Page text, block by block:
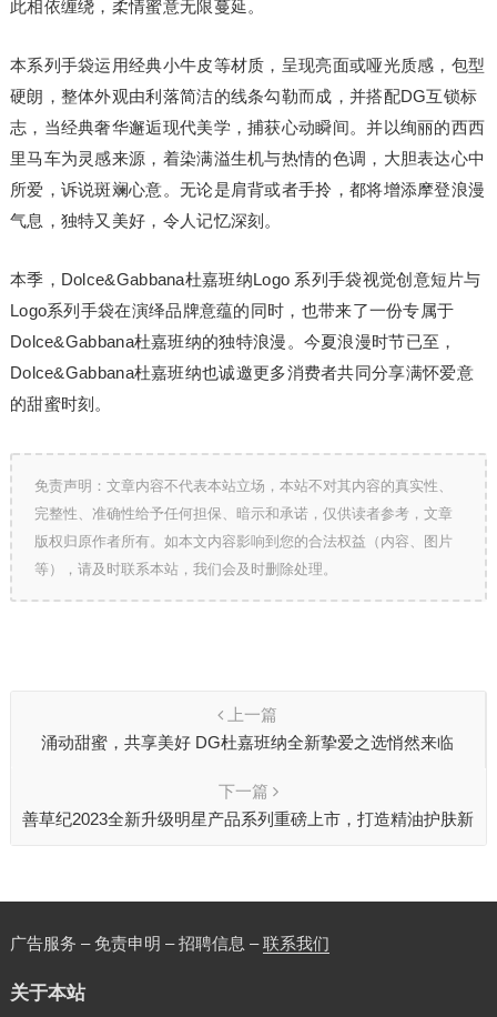
此相依缠绕，柔情蜜意无限蔓延。
本系列手袋运用经典小牛皮等材质，呈现亮面或哑光质感，包型
硬朗，整体外观由利落简洁的线条勾勒而成，并搭配DG互锁标
志，当经典奢华邂逅现代美学，捕获心动瞬间。并以绚丽的西西
里马车为灵感来源，着染满溢生机与热情的色调，大胆表达心中
所爱，诉说斑斓心意。无论是肩背或者手拎，都将增添摩登浪漫
气息，独特又美好，令人记忆深刻。
本季，Dolce&Gabbana杜嘉班纳Logo 系列手袋视觉创意短片与
Logo系列手袋在演绎品牌意蕴的同时，也带来了一份专属于
Dolce&Gabbana杜嘉班纳的独特浪漫。今夏浪漫时节已至，
Dolce&Gabbana杜嘉班纳也诚邀更多消费者共同分享满怀爱意
的甜蜜时刻。
免责声明：文章内容不代表本站立场，本站不对其内容的真实性、
完整性、准确性给予任何担保、暗示和承诺，仅供读者参考，文章
版权归原作者所有。如本文内容影响到您的合法权益（内容、图片
等），请及时联系本站，我们会及时删除处理。
上一篇
涌动甜蜜，共享美好 DG杜嘉班纳全新挚爱之选悄然来临
下一篇
善草纪2023全新升级明星产品系列重磅上市，打造精油护肤新
广告服务 – 免责申明 – 招聘信息 –联系我们
关于本站